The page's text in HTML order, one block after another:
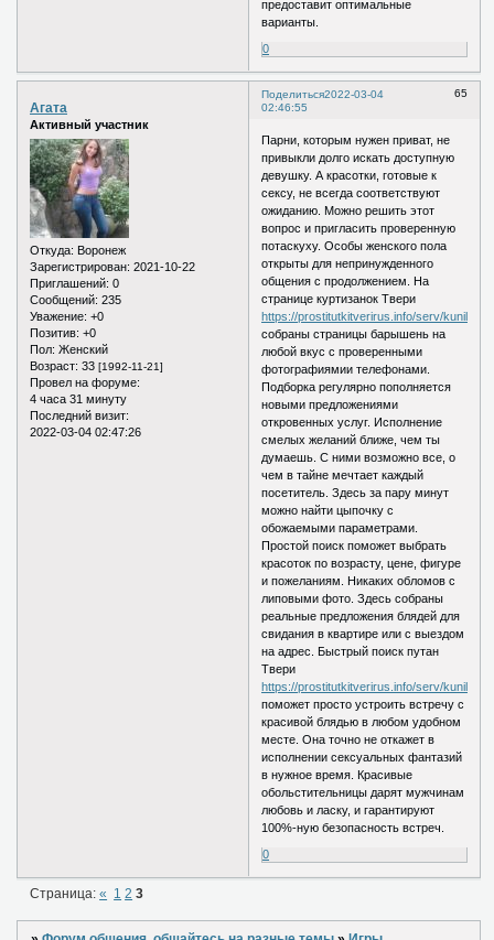
предоставит оптимальные
варианты.
0
Поделиться 65
2022-03-04
02:46:55
Агата
Активный участник
Откуда: Воронеж
Зарегистрирован: 2021-10-22
Приглашений: 0
Сообщений: 235
Уважение: +0
Позитив: +0
Пол: Женский
Возраст: 33 [1992-11-21]
Провел на форуме:
4 часа 31 минуту
Последний визит:
2022-03-04 02:47:26
Парни, которым нужен приват, не
привыкли долго искать доступную
девушку. А красотки, готовые к
сексу, не всегда соответствуют
ожиданию. Можно решить этот
вопрос и пригласить проверенную
потаскуху. Особы женского пола
открыты для непринужденного
общения с продолжением. На
странице куртизанок Твери
https://prostitutkitverirus.info/serv/
собраны страницы барышень на
любой вкус с проверенными
фотографиямии телефонами.
Подборка регулярно пополняется
новыми предложениями
откровенных услуг. Исполнение
смелых желаний ближе, чем ты
думаешь. С ними возможно все, о
чем в тайне мечтает каждый
посетитель. Здесь за пару минут
можно найти цыпочку с
обожаемыми параметрами.
Простой поиск поможет выбрать
красоток по возрасту, цене, фигуре
и пожеланиям. Никаких обломов с
липовыми фото. Здесь собраны
реальные предложения блядей для
свидания в квартире или с выездом
на адрес. Быстрый поиск путан
Твери
https://prostitutkitverirus.info/serv/
поможет просто устроить встречу с
красивой блядью в любом удобном
месте. Она точно не откажет в
исполнении сексуальных фантазий
в нужное время. Красивые
обольстительницы дарят мужчинам
любовь и ласку, и гарантируют
100%-ную безопасность встреч.
0
Страница:« 1 2 3